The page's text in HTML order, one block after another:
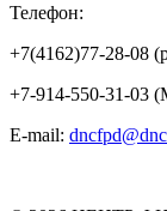
Телефон:
+7(4162)77-28-08
+7-914-550-31-03
E-mail: